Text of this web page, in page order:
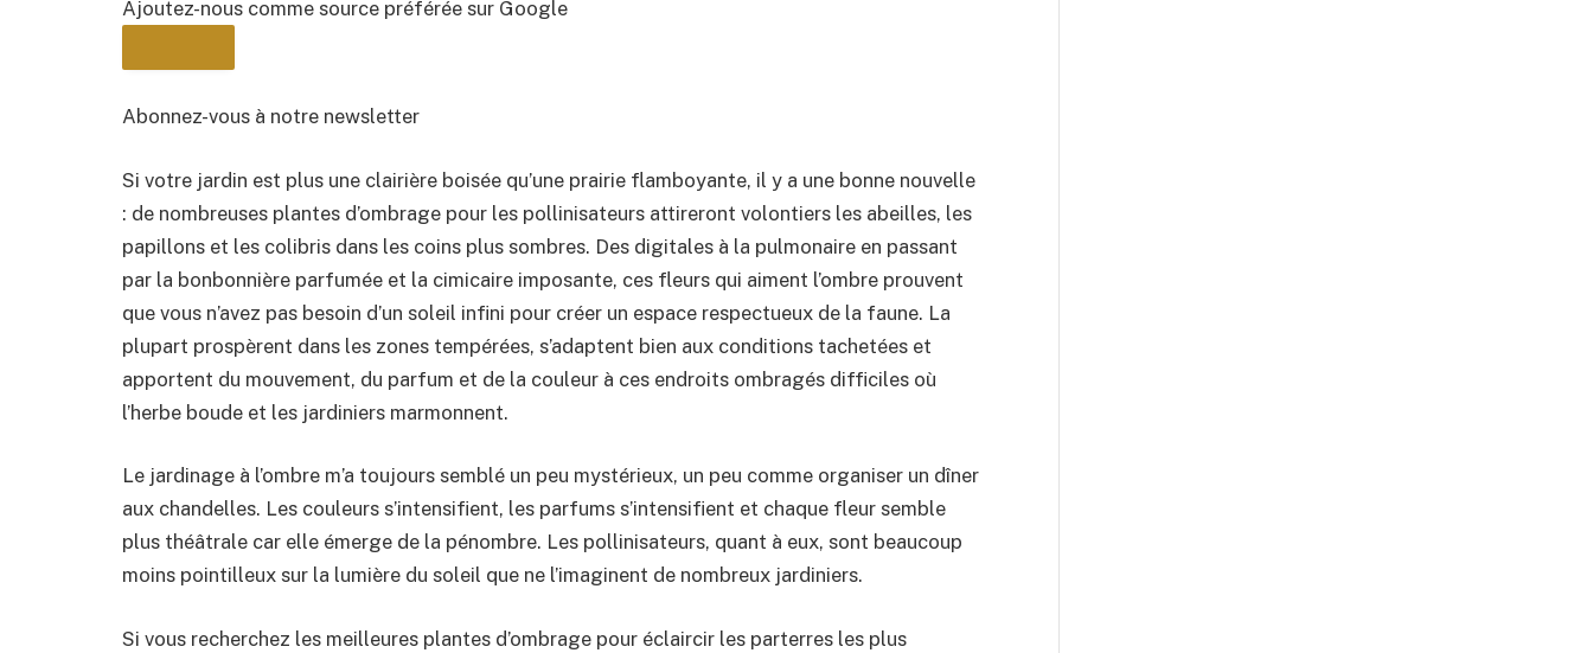
Ajoutez-nous comme source préférée sur Google
BULLETIN
Abonnez-vous à notre newsletter
Si votre jardin est plus une clairière boisée qu’une prairie flamboyante, il y a une bonne nouvelle
: de nombreuses plantes d’ombrage pour les pollinisateurs attireront volontiers les abeilles, les
papillons et les colibris dans les coins plus sombres. Des digitales à la pulmonaire en passant
par la bonbonnière parfumée et la cimicaire imposante, ces fleurs qui aiment l’ombre prouvent
que vous n’avez pas besoin d’un soleil infini pour créer un espace respectueux de la faune. La
plupart prospèrent dans les zones tempérées, s’adaptent bien aux conditions tachetées et
apportent du mouvement, du parfum et de la couleur à ces endroits ombragés difficiles où
l’herbe boude et les jardiniers marmonnent.
Le jardinage à l’ombre m’a toujours semblé un peu mystérieux, un peu comme organiser un dîner
aux chandelles. Les couleurs s’intensifient, les parfums s’intensifient et chaque fleur semble
plus théâtrale car elle émerge de la pénombre. Les pollinisateurs, quant à eux, sont beaucoup
moins pointilleux sur la lumière du soleil que ne l’imaginent de nombreux jardiniers.
Si vous recherchez les meilleures plantes d’ombrage pour éclaircir les parterres les plus